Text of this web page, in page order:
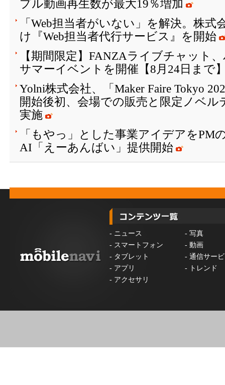
プル動画再生数が最大19％増加
「Web担当者がいない」を解決。株式
け『Web担当者代行サービス』を開始
【期間限定】FANZAライブチャット
サマーイベントを開催【8月24日まで
Yolni株式会社、「Maker Faire Tokyo
開始後初、会場での販売と限定ノベ
実施
「もやっ」とした事業アイデアをPM
AI「えーあんばい」提供開始
- ニュース - 写真
- スマートフォン - 動画
- タブレット - 通信サー
- アプリ -
トレンド
- アクセサリ